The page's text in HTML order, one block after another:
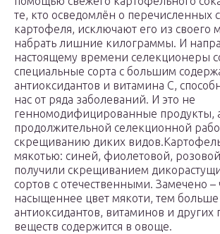
те, кто осведомлён о перечисленных
картофеля, исключают его из своего
набрать лишние килограммы. И
настоящему времени селекционеры
специальные сорта с большим
антиоксидантов и витамина С,
нас от ряда заболеваний. И это не
генномодифицированные продукты,
продолжительной селекционной
скрещиванию диких
мякотью: синей, фиолетовой,
получили скрещиванием
сортов с отечественными. Замечено –
насыщеннее цвет мякоти, тем больше
антиоксидантов, витаминов и других
веществ содержится в овоще.